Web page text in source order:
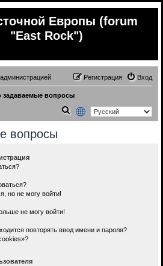
Европы (forum
"East Rock")
Вход
Регистрация
задаваемые вопросы
вопросы
но не могу войти!
не могу войти!
повторять ввод имени и пароля?